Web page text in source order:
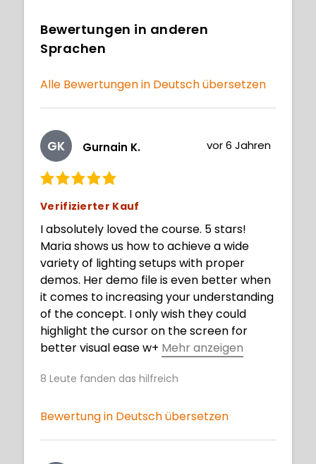
Bewertungen in anderen
Sprachen
Alle Bewertungen in Deutsch übersetzen
GK Gurnain K. vor 6 Jahren
Verifizierter Kauf
I absolutely loved the course. 5 stars!
Maria shows us how to achieve a wide
variety of lighting setups with proper
demos. Her demo file is even better when
it comes to increasing your understanding
of the concept. I only wish they could
highlight the cursor on the screen for
better visual ease w+ Mehr anzeigen
saying on the screen. It gets very tricky in
need to keep replaying in order to
8 Leute fanden das hilfreich
Bewertung in Deutsch übersetzen